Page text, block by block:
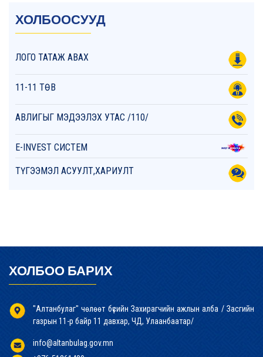
ХОЛБООСУУД
ЛОГО ТАТАЖ АВАХ
11-11 ТӨВ
АВЛИГЫГ МЭДЭЭЛЭХ УТАС /110/
E-INVEST СИСТЕМ
ТҮГЭЭМЭЛ АСУУЛТ,ХАРИУЛТ
ХОЛБОО БАРИХ
"Алтанбулаг" чөлөөт бүсийн Захирагчийн ажлын алба / Засгийн
газрын 11-р байр 11 давхар, ЧД, Улаанбаатар/
info@altanbulag.gov.mn